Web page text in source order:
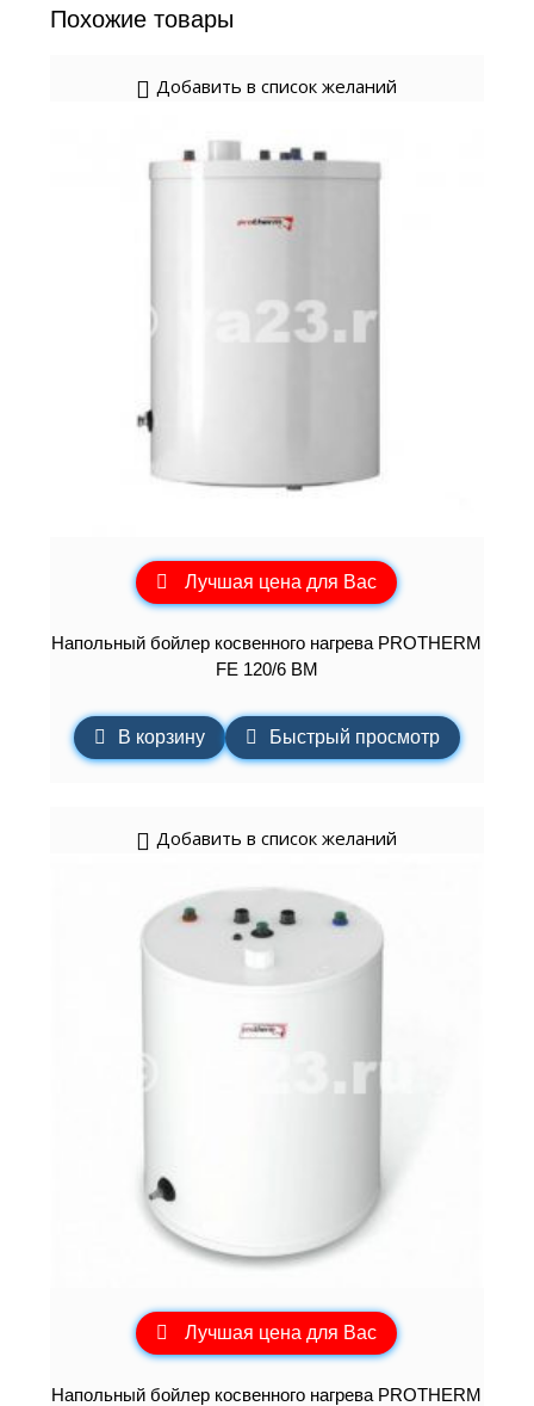
Похожие товары
Добавить в список желаний
Лучшая цена для Вас
Напольный бойлер косвенного нагрева PROTHERM
FE 120/6 BM
В корзину Быстрый просмотр
Добавить в список желаний
Лучшая цена для Вас
Напольный бойлер косвенного нагрева PROTHERM